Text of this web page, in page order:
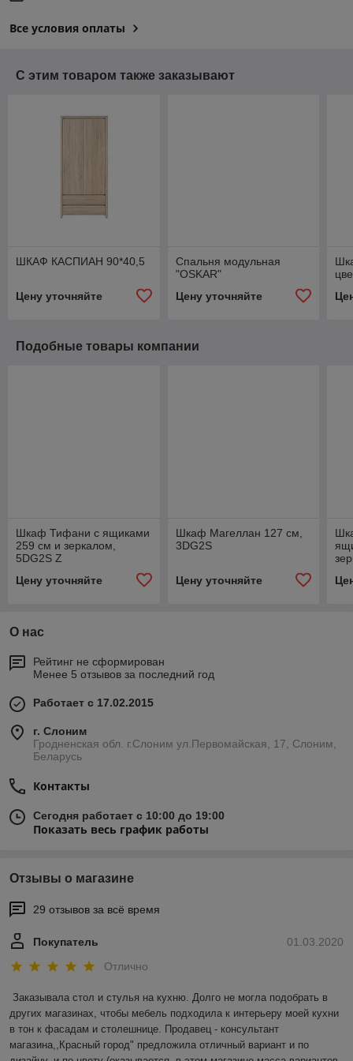
Все условия оплаты
С этим товаром также заказывают
ШКАФ КАСПИАН 90*40,5
Цену уточняйте
Спальня модульная
"OSKAR"
Цену уточняйте
Подобные товары компании
Шкаф Тифани с ящиками
259 см и зеркалом,
5DG2S Z
Цену уточняйте
Шкаф Магеллан 127 см,
3DG2S
Цену уточняйте
О нас
Рейтинг не сформирован
Менее 5 отзывов за последний год
Работает с 17.02.2015
г. Слоним
Гродненская обл. г.Слоним ул.Первомайская, 17, Слоним,
Беларусь
Контакты
Сегодня работает с 10:00 до 19:00
Показать весь график работы
Отзывы о магазине
29 отзывов за всё время
01.03.2020
Покупатель
Отлично
Заказывала стол и стулья на кухню. Долго не могла подобрать в
других магазинах, чтобы мебель подходила к интерьеру моей кухни
в тон к фасадам и столешнице. Продавец - консультант
магазина,,Красный город" предложила отличный вариант и по